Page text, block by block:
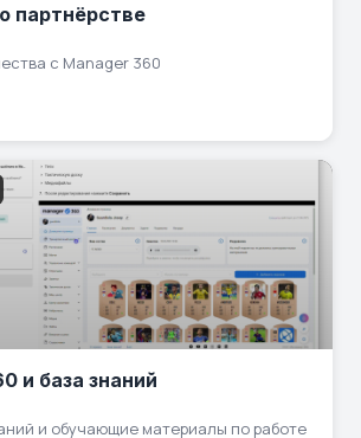
партнёрстве
с Manager 360
и база знаний
и обучающие материалы по работе